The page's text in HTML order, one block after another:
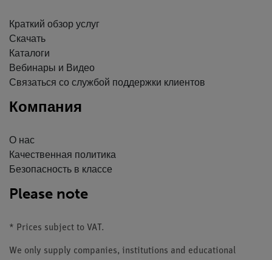
Краткий обзор услуг
Скачать
Каталоги
Вебинары и Видео
Связаться со службой поддержки клиентов
Компания
О нас
Качественная политика
Безопасность в классе
Please note
* Prices subject to VAT.
We only supply companies, institutions and educational